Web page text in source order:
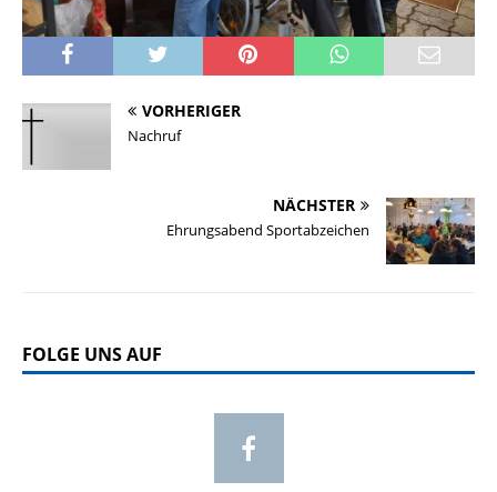
VORHERIGER
Nachruf
NÄCHSTER
Ehrungsabend Sportabzeichen
FOLGE UNS AUF